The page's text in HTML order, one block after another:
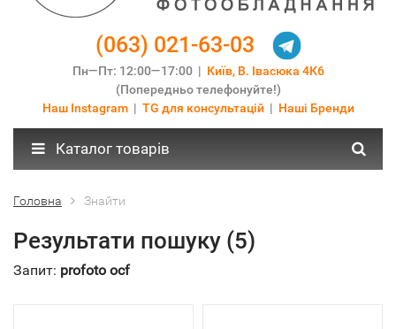
(063) 021-63-03
Пн—Пт: 12:00—17:00 | Київ, В. Івасюка 4К6
(Попередньо телефонуйте!)
Наш Instagram| TG для консультацій| Наші Бренди
Каталог товарів
Головна Знайти
Результати пошуку (5)
Запит: profoto ocf